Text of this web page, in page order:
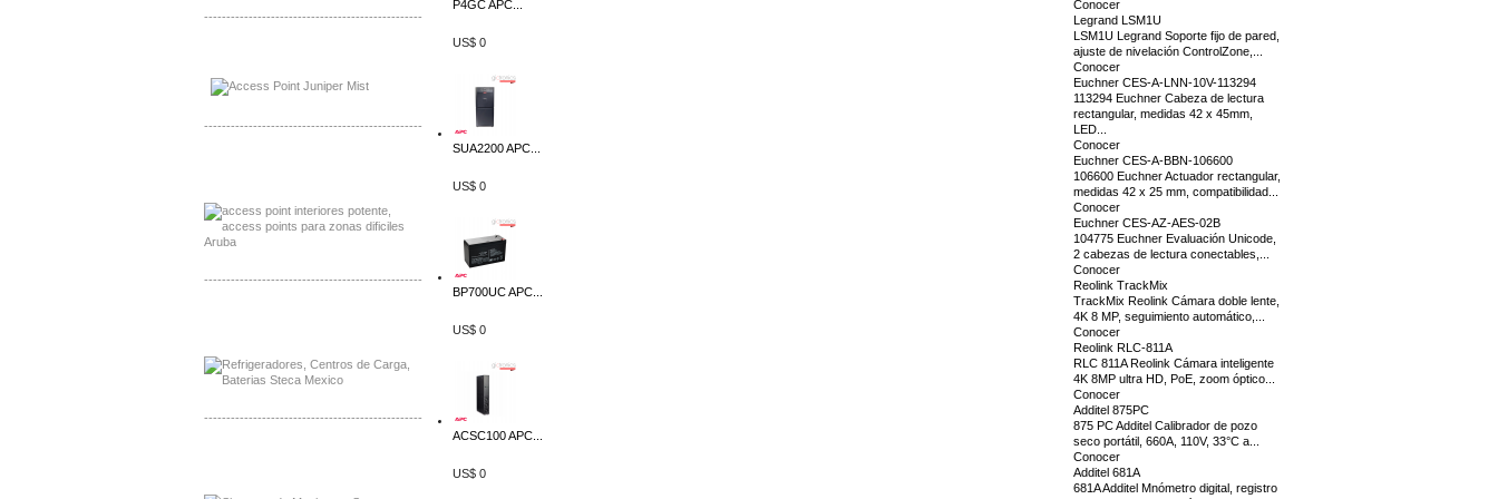
-------------------------------------------------
-------------------------------------------------
-------------------------------------------------
-------------------------------------------------
P4GC APC...
US$ 0
SUA2200 APC...
US$ 0
BP700UC APC...
US$ 0
ACSC100 APC...
US$ 0
Conocer
Legrand LSM1U
LSM1U Legrand Soporte fijo de pared,
ajuste de nivelación ControlZone,...
Conocer
Euchner CES-A-LNN-10V-113294
113294 Euchner Cabeza de lectura
rectangular, medidas 42 x 45mm,
LED...
Conocer
Euchner CES-A-BBN-106600
106600 Euchner Actuador rectangular,
medidas 42 x 25 mm, compatibilidad...
Conocer
Euchner CES-AZ-AES-02B
104775 Euchner Evaluación Unicode,
2 cabezas de lectura conectables,...
Conocer
Reolink TrackMix
TrackMix Reolink Cámara doble lente,
4K 8 MP, seguimiento automático,...
Conocer
Reolink RLC-811A
RLC 811A Reolink Cámara inteligente
4K 8MP ultra HD, PoE, zoom óptico...
Conocer
Additel 875PC
875 PC Additel Calibrador de pozo
seco portátil, 660A, 110V, 33°C a...
Conocer
Additel 681A
681A Additel Mnómetro digital, registro